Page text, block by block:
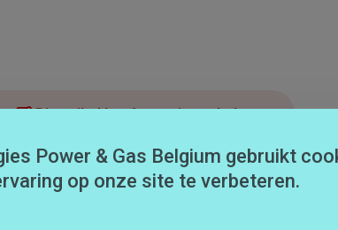
Dit artikel heeft me niet geholpen
Power & Gas Belgium gebruikt
op onze site te verbeteren.